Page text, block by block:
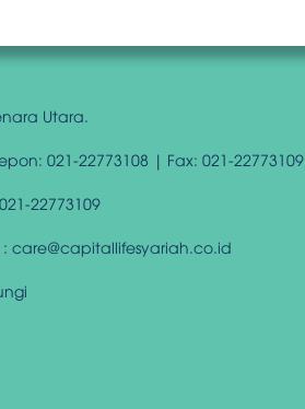
Utara.
021-22773108 | Fax: 021-22773109
22773109
: care@capitallifesyariah.co.id